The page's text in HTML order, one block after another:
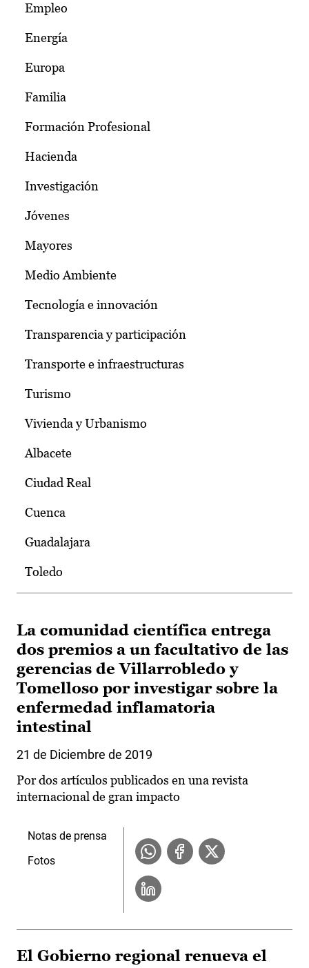
Empleo
Energía
Europa
Familia
Formación Profesional
Hacienda
Investigación
Jóvenes
Mayores
Medio Ambiente
Tecnología e innovación
Transparencia y participación
Transporte e infraestructuras
Turismo
Vivienda y Urbanismo
Albacete
Ciudad Real
Cuenca
Guadalajara
Toledo
La comunidad científica entrega
dos premios a un facultativo de las
gerencias de Villarrobledo y
Tomelloso por investigar sobre la
enfermedad inflamatoria
intestinal
21 de Diciembre de 2019
Por dos artículos publicados en una revista
internacional de gran impacto
Notas de prensa
Fotos
El Gobierno regional renueva el